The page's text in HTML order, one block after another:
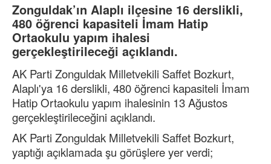
Zonguldak’ın Alaplı ilçesine 16 derslikli,
480 öğrenci kapasiteli İmam Hatip
Ortaokulu yapım ihalesi
gerçekleştirileceği açıklandı.
AK Parti Zonguldak Milletvekili Saffet Bozkurt,
Alaplı'ya 16 derslikli, 480 öğrenci kapasiteli İmam
Hatip Ortaokulu yapım ihalesinin 13 Ağustos
gerçekleştirileceğini açıklandı.
AK Parti Zonguldak Milletvekili Saffet Bozkurt,
yaptığı açıklamada şu görüşlere yer verdi;